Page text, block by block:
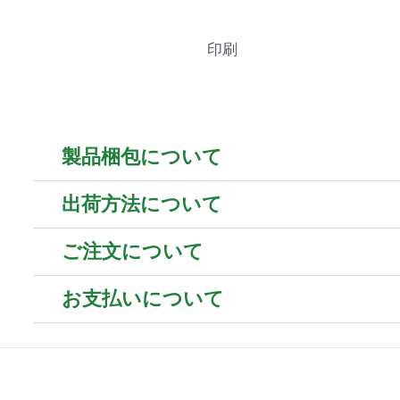
印刷
製品梱包について
出荷方法について
ご注文について
お支払いについて